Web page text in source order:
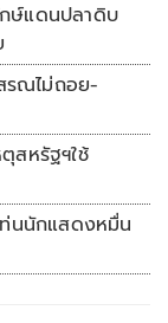
ษ์แดนปลาดิบ
สหรัฐฯใช้
นนักแสดงหมื่น